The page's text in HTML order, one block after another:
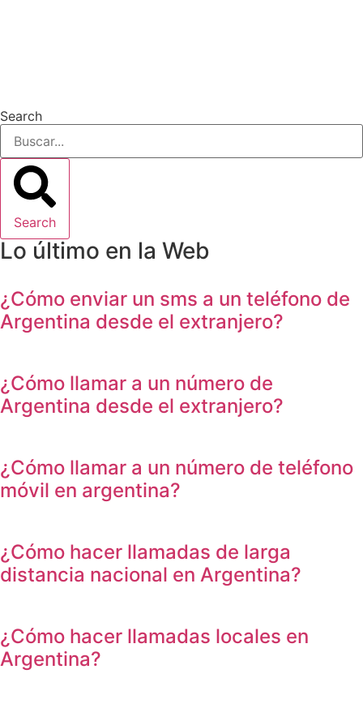
Search
Search
Lo último en la Web
¿Cómo enviar un sms a un teléfono de
Argentina desde el extranjero?
¿Cómo llamar a un número de
Argentina desde el extranjero?
¿Cómo llamar a un número de teléfono
móvil en argentina?
¿Cómo hacer llamadas de larga
distancia nacional en Argentina?
¿Cómo hacer llamadas locales en
Argentina?